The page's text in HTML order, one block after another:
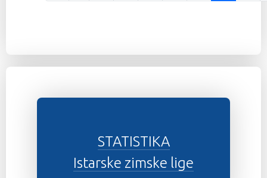
STATISTIKA
Istarske zimske lige